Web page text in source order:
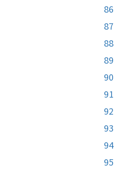
86
87
88
89
90
91
92
93
94
95